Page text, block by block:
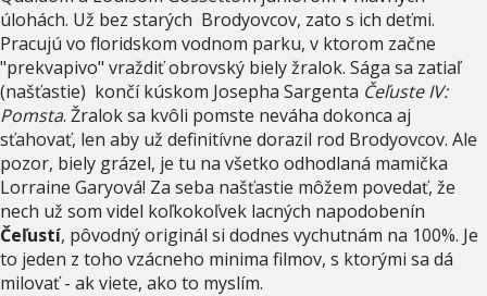
úlohách. Už bez starých Brodyovcov, zato s ich deťmi.
Pracujú vo floridskom vodnom parku, v ktorom začne
"prekvapivo" vraždiť obrovský biely žralok. Sága sa zatiaľ
(našťastie) končí kúskom Josepha Sargenta Čeľuste IV:
Pomsta. Žralok sa kvôli pomste neváha dokonca aj
sťahovať, len aby už definitívne dorazil rod Brodyovcov. Ale
pozor, biely grázel, je tu na všetko odhodlaná mamička
Lorraine Garyová! Za seba našťastie môžem povedať, že
nech už som videl koľkokoľvek lacných napodobenín
Čeľustí, pôvodný originál si dodnes vychutnám na 100%. Je
to jeden z toho vzácneho minima filmov, s ktorými sa dá
milovať - ak viete, ako to myslím.